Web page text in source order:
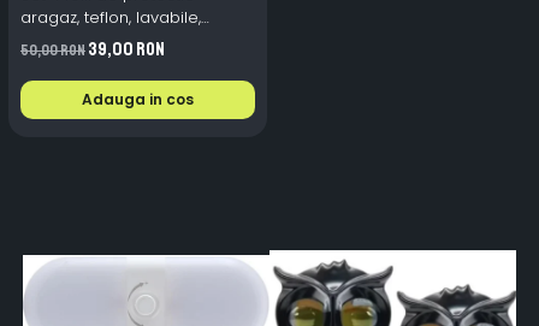
aragaz, teflon, lavabile,
reutilizabile, Negru/Gri
50,00 RON39,00 RON
Adauga in cos